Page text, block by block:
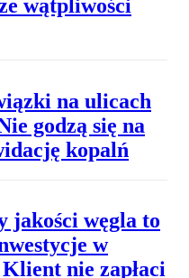
wątpliwości
na ulicach
godzą się na
kopalń
jakości węgla to
w
nie zapłaci